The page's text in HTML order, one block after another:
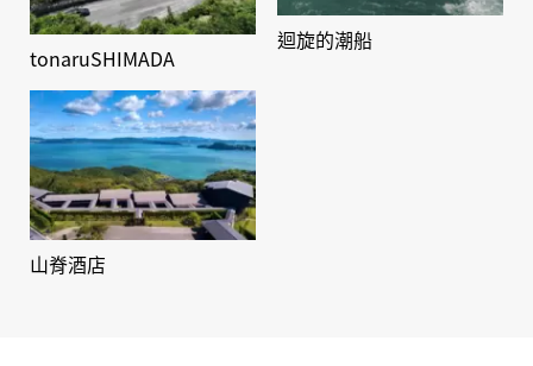
tonaruSHIMADA
迴旋的潮船
山脊酒店